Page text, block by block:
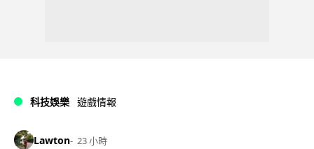
科技娛樂 遊戲情報
Lawton 23 小時